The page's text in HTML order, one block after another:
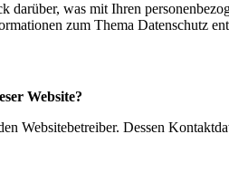
was mit Ihren
zum Thema Datenschutz
Website?
Websitebetreiber. Dessen